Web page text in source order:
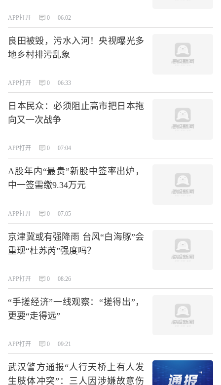
APP打开 0 06:02
良田被毁，污水入河！央视曝光多
地乡村排污乱象
APP打开 0 06:33
日本民众：必须阻止高市把日本拖
向又一次战争
APP打开 0 07:04
A股年内“最贵”新股中签率出炉，
中一签需缴9.34万元
APP打开 0 07:05
京津冀或有强降雨 台风“白海豚”会
重现“杜苏芮”强度吗？
APP打开 0 08:26
“手搓经济”一线观察：“搓得出”，
更要“走得远”
APP打开 0 09:21
武汉警方通报“人行天桥上有人发
生肢体冲突”：三人因涉嫌故意伤